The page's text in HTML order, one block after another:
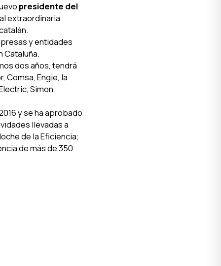
presidente del
extraordinaria
y entidades
Cataluña.
dos años, tendrá
Comsa, Engie, la
Simon,
y se ha aprobado
llevadas a
de la Eficiencia;
de más de 350